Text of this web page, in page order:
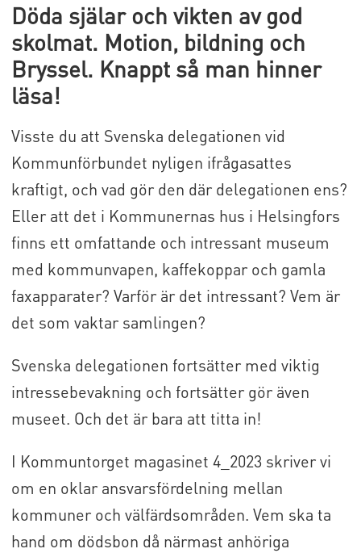
Döda själar och vikten av god
skolmat. Motion, bildning och
Bryssel. Knappt så man hinner
läsa!
Visste du att Svenska delegationen vid
Kommunförbundet nyligen ifrågasattes
kraftigt, och vad gör den där delegationen ens?
Eller att det i Kommunernas hus i Helsingfors
finns ett omfattande och intressant museum
med kommunvapen, kaffekoppar och gamla
faxapparater? Varför är det intressant? Vem är
det som vaktar samlingen?
Svenska delegationen fortsätter med viktig
intressebevakning och fortsätter gör även
museet. Och det är bara att titta in!
I Kommuntorget magasinet 4_2023 skriver vi
om en oklar ansvarsfördelning mellan
kommuner och välfärdsområden. Vem ska ta
hand om dödsbon då närmast anhöriga